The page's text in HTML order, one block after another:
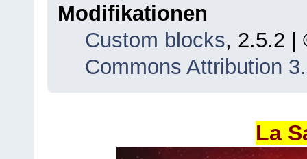
Modifikationen
Custom blocks, 2.5.2 |
Commons Attribution
La